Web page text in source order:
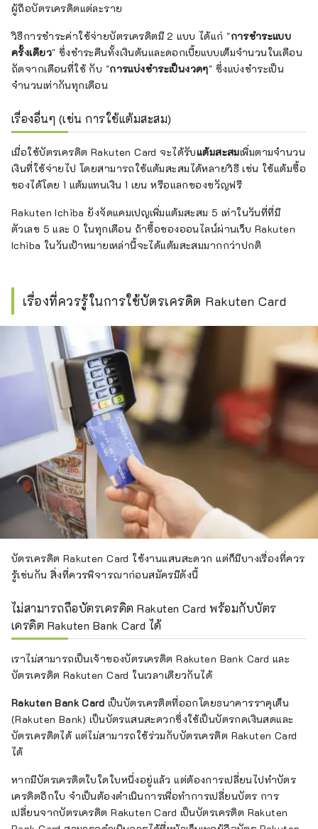
ผู้ถือบัตรเครดิตแต่ละราย
วิธีการชำระค่าใช้จ่ายบัตรเครดิตมี 2 แบบ ได้แก่ "การชำระแบบ
ครั้งเดียว" ซึ่งชำระคืนทั้งเงินต้นและดอกเบี้ยแบบเต็มจำนวนในเดือน
ถัดจากเดือนที่ใช้ กับ "การแบ่งชำระเป็นงวดๆ" ซึ่งแบ่งชำระเป็น
จำนวนเท่ากันทุกเดือน
เรื่องอื่นๆ (เช่น การใช้แต้มสะสม)
เมื่อใช้บัตรเครดิต Rakuten Card จะได้รับแต้มสะสมเพิ่มตามจำนวน
เงินที่ใช้จ่ายไป โดยสามารถใช้แต้มสะสมได้หลายวิธี เช่น ใช้แต้มซื้อ
ของได้โดย 1 แต้มแทนเงิน 1 เยน หรือแลกของขวัญฟรี
Rakuten Ichiba ยังจัดแคมเปญเพิ่มแต้มสะสม 5 เท่าในวันที่ที่มี
ตัวเลข 5 และ 0 ในทุกเดือน ถ้าซื้อของออนไลน์ผ่านเว็บ Rakuten
Ichiba ในวันเป้าหมายเหล่านี้จะได้แต้มสะสมมากกว่าปกติ
เรื่องที่ควรรู้ในการใช้บัตรเครดิต Rakuten Card
บัตรเครดิต Rakuten Card ใช้งานแสนสะดวก แต่ก็มีบางเรื่องที่ควร
รู้เช่นกัน สิ่งที่ควรพิจารณาก่อนสมัครมีดังนี้
ไม่สามารถถือบัตรเครดิต Rakuten Card พร้อมกับบัตร
เครดิต Rakuten Bank Card ได้
เราไม่สามารถเป็นเจ้าของบัตรเครดิต Rakuten Bank Card และ
บัตรเครดิต Rakuten Card ในเวลาเดียวกันได้
Rakuten Bank Card เป็นบัตรเครดิตที่ออกโดยธนาคารราคุเต็น
(Rakuten Bank) เป็นบัตรแสนสะดวกซึ่งใช้เป็นบัตรกดเงินสดและ
บัตรเครดิตได้ แต่ไม่สามารถใช้ร่วมกับบัตรเครดิต Rakuten Card
ได้
หากมีบัตรเครดิตใบใดใบหนึ่งอยู่แล้ว แต่ต้องการเปลี่ยนไปทำบัตร
เครดิตอีกใบ จำเป็นต้องดำเนินการเพื่อทำการเปลี่ยนบัตร การ
เปลี่ยนจากบัตรเครดิต Rakuten Card เป็นบัตรเครดิต Rakuten